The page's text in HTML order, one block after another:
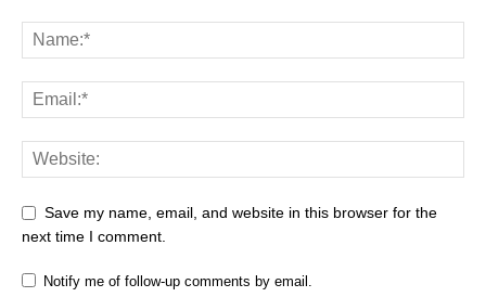
Save my name, email, and website in this browser for the
next time I comment.
Notify me of follow-up comments by email.